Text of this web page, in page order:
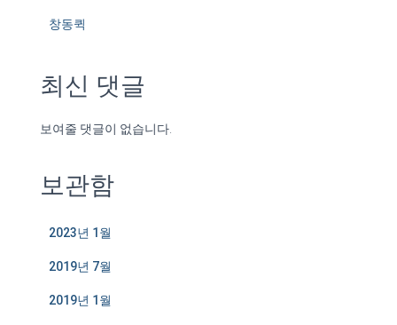
창동퀵
최신 댓글
보여줄 댓글이 없습니다.
보관함
2023년 1월
2019년 7월
2019년 1월